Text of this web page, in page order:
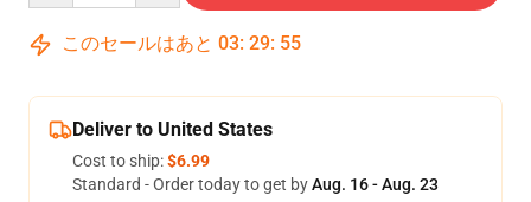
このセールはあと 03: 29: 54
Deliver to United States
Cost to ship:$6.99
Standard - Order today to get byAug. 16 - Aug. 23